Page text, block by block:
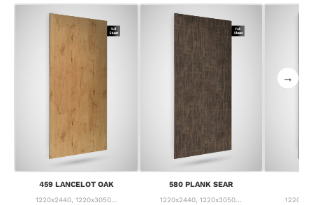
459 LANCELOT OAK
1220x2440, 1220x3050...
580 PLANK SEAR
1220x2440, 1220x3050...
→